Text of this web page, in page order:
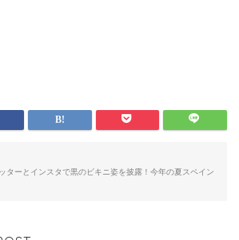
ターとインスタで黒のビキニ姿を披露！今年の夏スペイン